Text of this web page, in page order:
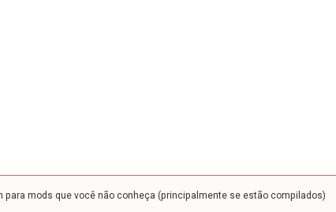
para mods que você não conheça (principalmente se estão compilados)